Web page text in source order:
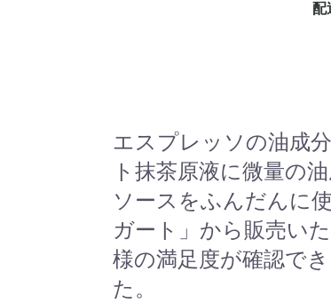
配
エスプレッソの油成
ト抹茶原液に微量の
ソースをふんだんに
ガート」から販売い
様の満足度が確認で
た。